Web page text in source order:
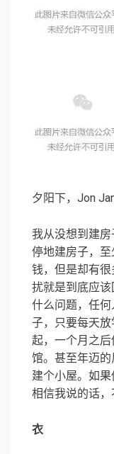
夕阳下，Jon
我从没想到建
停地建房子，
钱，但是却有
扰就是到底应
什么问题，任
子，只要每天
起，一个月之
馆。甚至年迈
建个小屋。如
相信我说的话，
衣